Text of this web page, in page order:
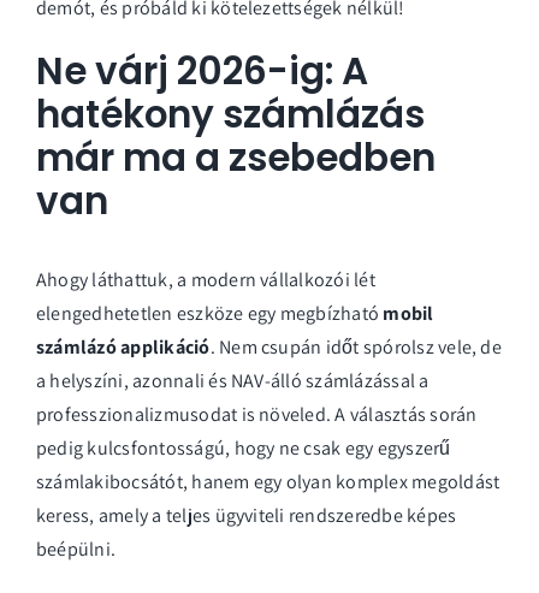
demót, és próbáld ki kötelezettségek nélkül!
Ne várj 2026-ig: A
hatékony számlázás
már ma a zsebedben
van
Ahogy láthattuk, a modern vállalkozói lét
elengedhetetlen eszköze egy megbízható mobil
számlázó applikáció. Nem csupán időt spórolsz vele, de
a helyszíni, azonnali és NAV-álló számlázással a
professzionalizmusodat is növeled. A választás során
pedig kulcsfontosságú, hogy ne csak egy egyszerű
számlakibocsátót, hanem egy olyan komplex megoldást
keress, amely a teljes ügyviteli rendszeredbe képes
beépülni.